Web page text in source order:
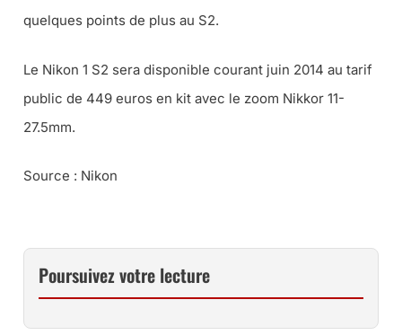
quelques points de plus au S2.
Le Nikon 1 S2 sera disponible courant juin 2014 au tarif
public de 449 euros en kit avec le zoom Nikkor 11-
27.5mm.
Source : Nikon
Poursuivez votre lecture